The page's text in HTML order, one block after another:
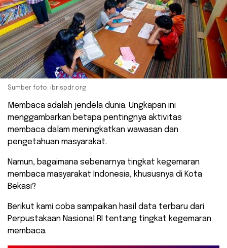
Sumber foto: ibrispdr.org
Membaca adalah jendela dunia. Ungkapan ini
menggambarkan betapa pentingnya aktivitas
membaca dalam meningkatkan wawasan dan
pengetahuan masyarakat.
Namun, bagaimana sebenarnya tingkat kegemaran
membaca masyarakat Indonesia, khususnya di Kota
Bekasi?
Berikut kami coba sampaikan hasil data terbaru dari
Perpustakaan Nasional RI tentang tingkat kegemaran
membaca.